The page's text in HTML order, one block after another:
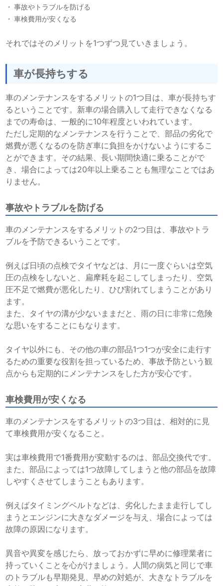
事故やトラブルを防げる
車検費用が安くなる
それではそのメリットを1つずつ見ていきましょう。
車が長持ちする
車のメンテナンスをするメリットの1つ目は、車が長持ちす
るということです。新車の場合購入して走行できなくなる
までの寿命は、一般的に10年程度といわれています。
ただし定期的なメンテナンスを行うことで、部品の劣化で
燃費が悪くなるのを防ぎ車に負担をかけないようにするこ
とができます。その結果、長い期間快適に乗ることがで
き、場合によっては20年以上乗ることも無理なことではあ
りません。
事故やトラブルを防げる
車のメンテナンスをするメリットの2つ目は、事故やトラ
ブルを予防できるいうことです。
例えば日頃の点検でタイヤなどは、月に一度ぐらいは空気
圧の点検をしないと、扁摩耗を起こしてしまったり、空気
圧不足で燃費が悪化したり、ひび割れてしまうことがあり
ます。
また、タイヤの溝が少ないままだと、雨の日に非常に危険
な思いをすることにもなります。
タイヤ以外にも、その他の車の部品1つ1つが安全に走行す
るための重要な役割を担っているため、事故予防という観
点からも定期的にメンテナンスをした方が安心です。
車検費用が安くなる
車のメンテナンスをするメリットの3つ目は、相対的に見
て車検費用が安くなること。
実は車検費用で1番費用が変動するのは、部品交換代です。
また、部品によっては1つ故障してしまうと他の部品を故障
しやすくさせてしまうこともあります。
例えばタイミングベルトなどは、劣化したまま走行してし
まうとエンジンに大きなダメージを与え、場合によっては
故障の原因になります。
異音や異変を感じたら、放っておかずに早めに修理業者に
持っていくことを心がけましょう。人間の病気と同じで車
のトラブルも早期発見、早めの対処が、大きなトラブルを